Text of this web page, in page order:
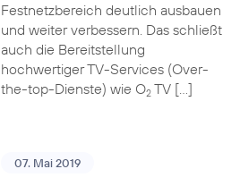
Festnetzbereich deutlich ausbauen
und weiter verbessern. Das schließt
auch die Bereitstellung
hochwertiger TV-Services (Over-
the-top-Dienste) wie O2TV […]
07. Mai 2019